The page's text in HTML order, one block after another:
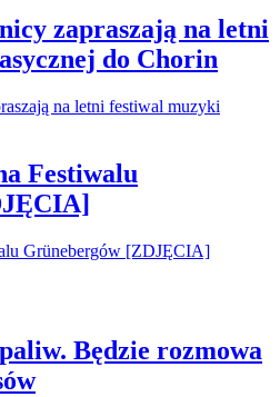
zapraszają na letni
do Chorin
Festiwalu
Będzie rozmowa